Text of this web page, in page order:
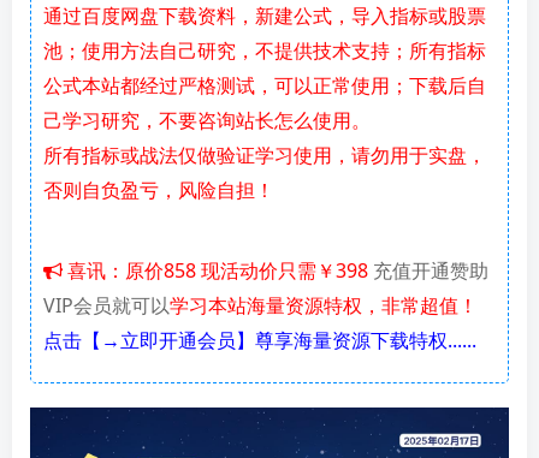
通过百度网盘下载资料，新建公式，导入指标或股票
池；使用方法自己研究，不提供技术支持；所有指标
公式本站都经过严格测试，可以正常使用；下载后自
己学习研究，不要咨询站长怎么使用。
所有指标或战法仅做验证学习使用，请勿用于实盘，
否则自负盈亏，风险自担！
喜讯：原价858 现活动价只需￥398 充值开通赞助
VIP会员就可以学习本站海量资源特权，非常超值！
点击【→立即开通会员】尊享海量资源下载特权......